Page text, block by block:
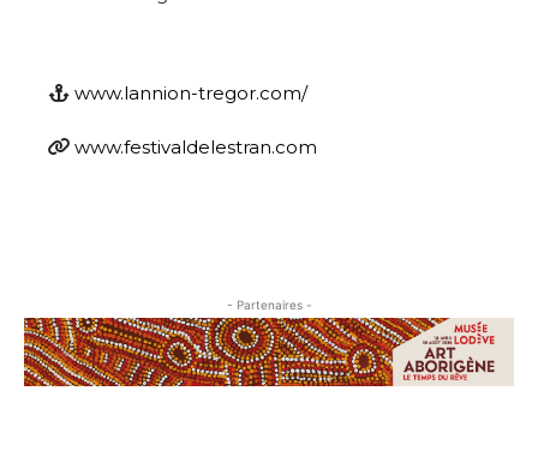
www.lannion-tregor.com/
www.festivaldelestran.com
- Partenaires -